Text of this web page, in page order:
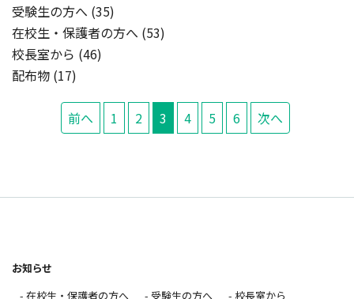
受験生の方へ (35)
在校生・保護者の方へ (53)
校長室から (46)
配布物 (17)
前へ 1 2 3 4 5 6 次へ
お知らせ
- 在校生・保護者の方へ
- 受験生の方へ - 校長室から